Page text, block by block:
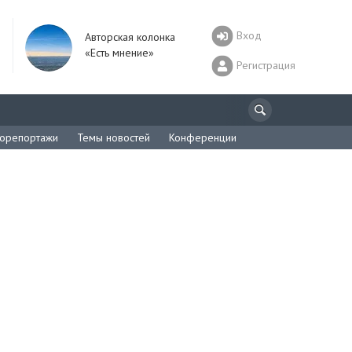
Авторская колонка
«Есть мнение»
Вход
Регистрация
Темы новостей Конференции